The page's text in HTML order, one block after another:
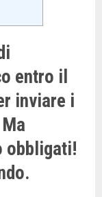
entro il
inviare i
obbligati!